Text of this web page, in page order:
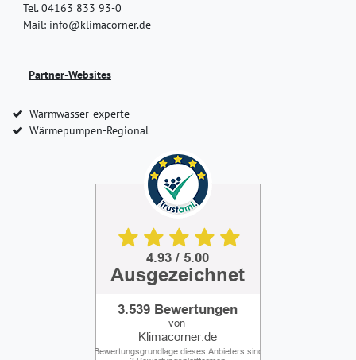
Tel. 04163 833 93-0
Mail: info@klimacorner.de
Partner-Websites
Warmwasser-experte
Wärmepumpen-Regional